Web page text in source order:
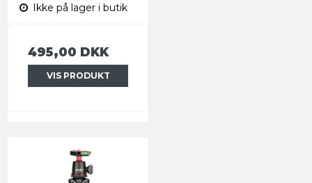
Ikke på lager i butik
495,00 DKK
VIS PRODUKT